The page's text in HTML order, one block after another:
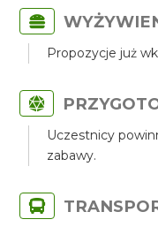
Propozycje już
Uczestnicy
zabawy.